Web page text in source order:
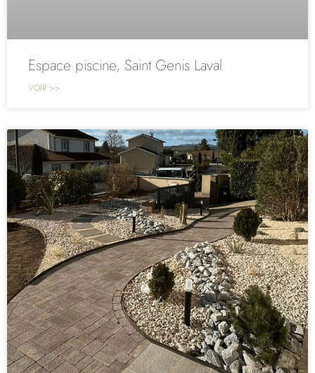
Espace piscine, Saint Genis Laval
VOIR >>